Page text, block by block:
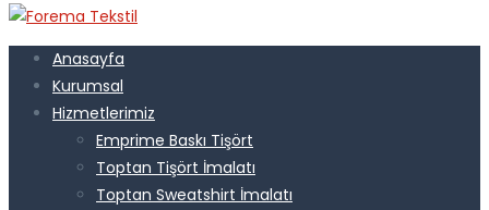
Anasayfa
Kurumsal
Hizmetlerimiz
Emprime Baskı Tişört
Toptan Tişört İmalatı
Toptan Sweatshirt İmalatı